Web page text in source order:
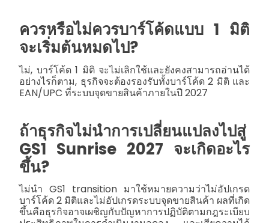
ควรหรือไม่ควรบาร์โค้ดแบบ 1 มิติ
จะเริ่มต้นหมดไป?
ไม่, บาร์โค้ด 1 มิติ จะไม่เลิกใช้และยังคงสามารถอ่านได้
อย่างไรก็ตาม, ธุรกิจจะต้องรองรับทั้งบาร์โค้ด 2 มิติ และ
EAN/UPC ที่ระบบจุดขายสินค้าภายในปี 2027
ถ้าธุรกิจไม่นำการเปลี่ยนแปลงไปสู่
GS1 Sunrise 2027 จะเกิดอะไร
ขึ้น?
ไม่นำ GS1 transition มาใช้หมายความว่าไม่อัปเกรด
บาร์โค้ด 2 มิติและไม่อัปเกรดระบบจุดขายสินค้า ผลที่เกิด
ขึ้นคือธุรกิจอาจเผชิญกับปัญหาการปฏิบัติตามกฎระเบียบ